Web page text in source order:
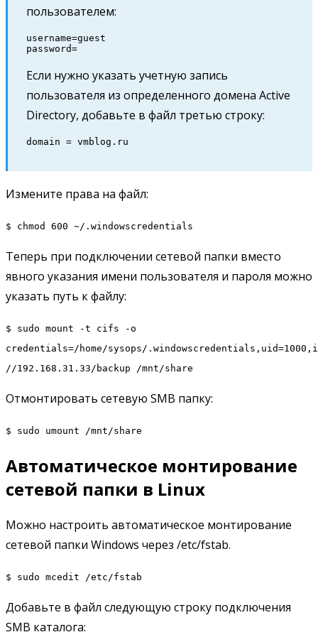
пользователем:
username=guest
password=
Если нужно указать учетную запись
пользователя из определенного домена Active
Directory, добавьте в файл третью строку:
domain = vmblog.ru
Измените права на файл:
$ chmod 600 ~/.windowscredentials
Теперь при подключении сетевой папки вместо
явного указания имени пользователя и пароля можно
указать путь к файлу:
$ sudo mount -t cifs -o
credentials=/home/sysops/
//192.168.31.33/backup /mnt/share
Отмонтировать сетевую SMB папку:
$ sudo umount /mnt/share
Автоматическое монтирование
сетевой папки в Linux
Можно настроить автоматическое монтирование
сетевой папки Windows через /etc/fstab.
$ sudo mcedit /etc/fstab
Добавьте в файл следующую строку подключения
SMB каталога: